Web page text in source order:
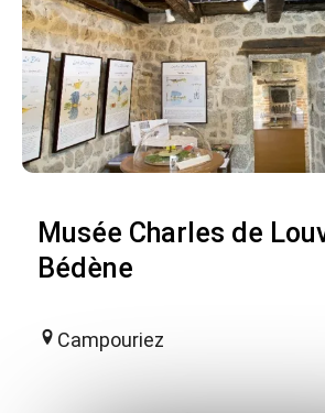
Musée Charles de
Bédène
Campouriez